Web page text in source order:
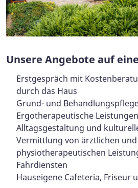
Unsere Angebote auf
Erstgespräch mit
durch das Haus
Grund- und
Ergotherapeutische Leistungen
Alltagsgestaltung und
Vermittlung von ärztlichen und
physiotherapeutischen
Fahrdiensten
Hauseigene Cafeteria, Friseur